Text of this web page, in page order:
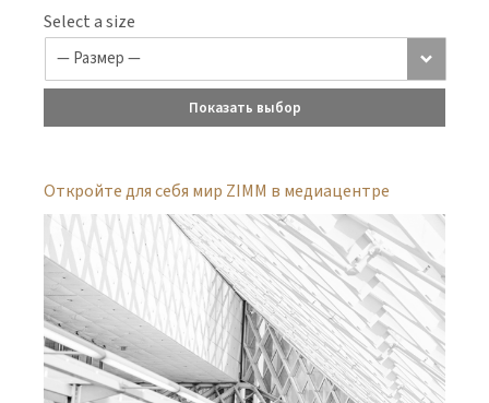
Select a size
Показать выбор
Откройте для себя мир ZIMM в медиацентре